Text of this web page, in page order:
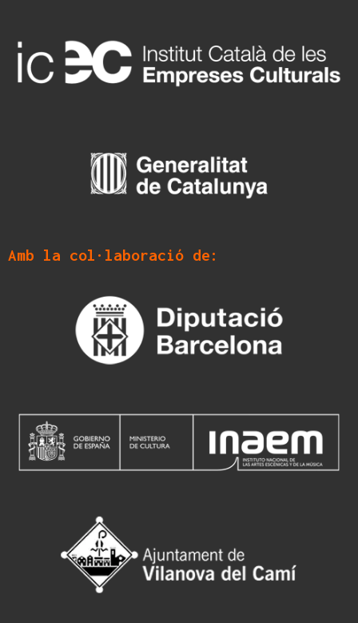
Amb la col·laboració de: